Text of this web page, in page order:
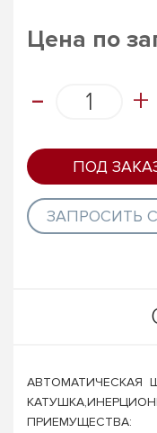
Цена по
- +
ПОД
ЗАПРОСИТЬ
АВТОМАТИЧЕСКАЯ
ПРИЕМУЩЕСТВА: